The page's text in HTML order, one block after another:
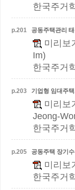
한국주거
p.201 공동주택관리
미리보
Im)
한국주거
p.203 기업형 임대주
미리보
Jeong-
한국주거
p.205 공동주택 장기
미리보
한국주거